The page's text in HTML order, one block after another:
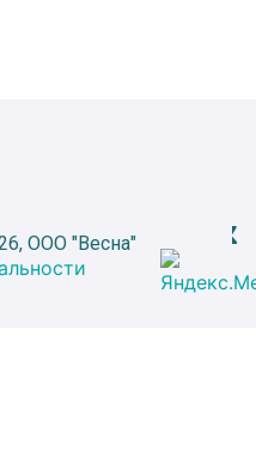
ООО "Весна"